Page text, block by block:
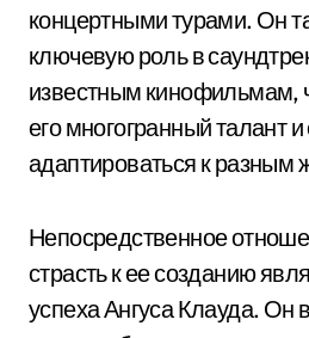
концертными турами. Он
ключевую роль в
известным кинофильмам,
его многогранный талант
адаптироваться к разным
Непосредственное
страсть к ее созданию
успеха Ангуса Клауда. Он